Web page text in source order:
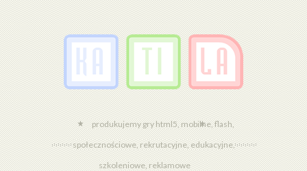
produkujemy gry html5, mobilne, flash,
społecznościowe, rekrutacyjne, edukacyjne,
szkoleniowe, reklamowe